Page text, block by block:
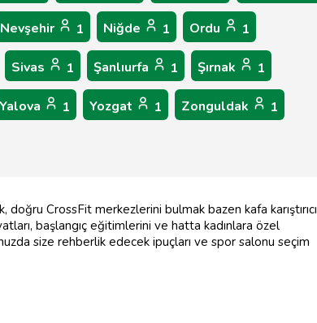
Nevşehir 1 Niğde 1 Ordu 1
Sivas 1 Şanlıurfa 1 Şırnak 1
Yalova 1 Yozgat 1 Zonguldak 1
CrossFit merkezlerini bulmak bazen kafa karıştırıcı
başlangıç eğitimlerini ve hatta kadınlara özel
size rehberlik edecek ipuçları ve spor salonu seçim